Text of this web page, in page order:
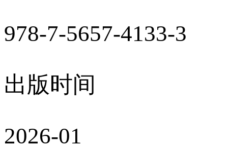
978-7-5657-4133-3
出版时间
2026-01